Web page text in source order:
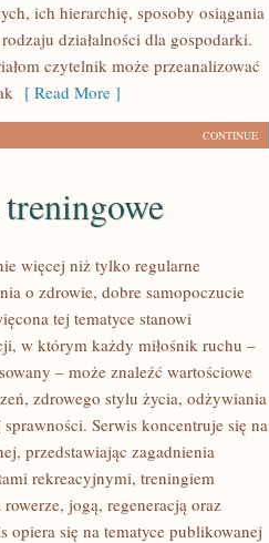
ich hierarchię, sposoby osiągania
działalności dla gospodarki.
czytelnik może przeanalizować
[ Read More ]
CONTINUE
więcej niż tylko regularne
o zdrowie, dobre samopoczucie
tej tematyce stanowi
w którym każdy miłośnik ruchu –
– może znaleźć wartościowe
zdrowego stylu życia, odżywiania
Serwis koncentruje się na
przedstawiając zagadnienia
rekreacyjnymi, treningiem
jogą, regeneracją oraz
się na tematyce publikowanej